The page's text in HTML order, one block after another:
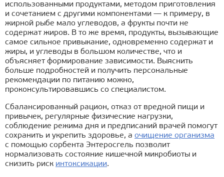
использованными продуктами, методом приготовления
и сочетанием с другими компонентами — к примеру, в
жирной рыбе мало углеводов, а фрукты почти не
содержат жиров. В то же время, продукты, вызывающие
самое сильное привыкание, одновременно содержат и
жиры, и углеводы в большом количестве, что и
объясняет формирование зависимости. Выяснить
больше подробностей и получить персональные
рекомендации по питанию можно,
проконсультировавшись со специалистом.
Сбалансированный рацион, отказ от вредной пищи и
привычек, регулярные физические нагрузки,
соблюдение режима дня и предписаний врачей помогут
сохранить и укрепить здоровье, а очищение организма
с помощью сорбента Энтеросгель позволит
нормализовать состояние кишечной микробиоты и
снизить риск интоксикации.